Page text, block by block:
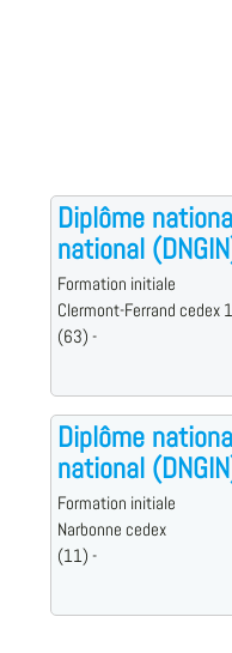
Diplôme
national
Formation initiale
Clermont-Ferrand cedex 1
(63) -
Diplôme
national
Formation initiale
Narbonne cedex
(11) -